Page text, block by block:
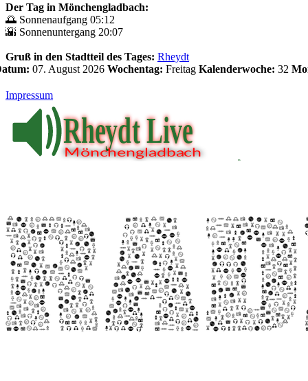
Der Tag in Mönchengladbach:
🌅 Sonnenaufgang 05:12
🌇 Sonnenuntergang 20:07
Gruß in den Stadtteil des Tages: Rheydt
07. August 2026 Wochentag: Freitag Kalenderwoche: 32
Impressum